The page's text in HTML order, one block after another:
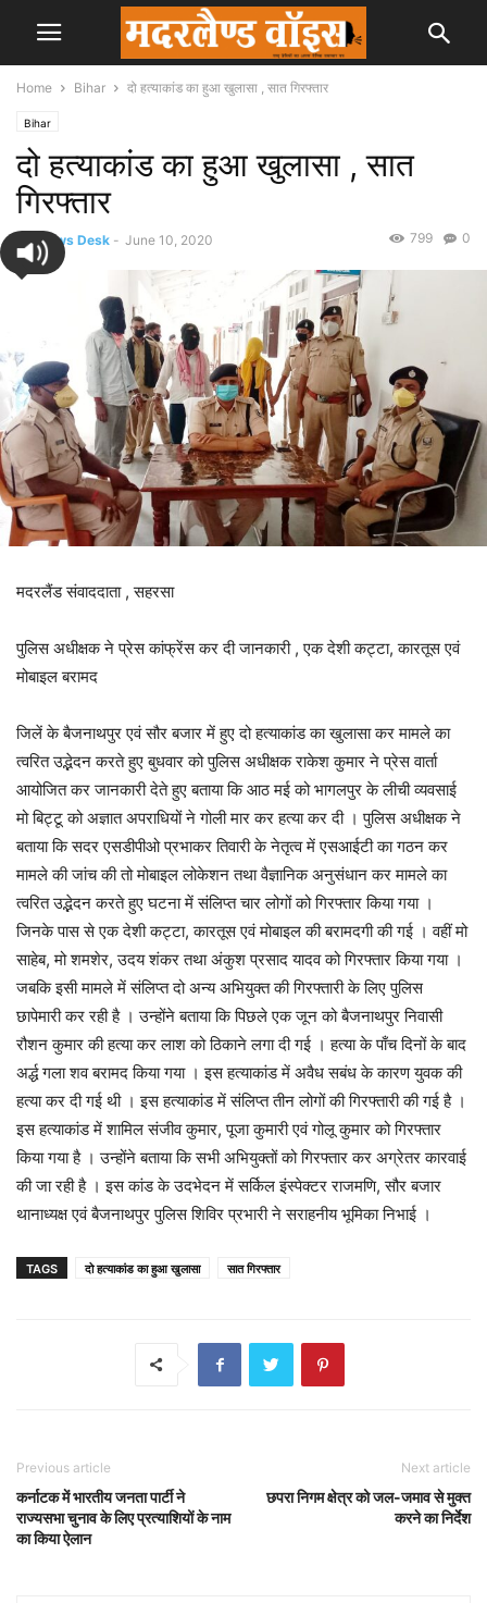
Home Bihar दो हत्याकांड का हुआ खुलासा , सात गिरफ्तार
Bihar
दो हत्याकांड का हुआ खुलासा , सात
गिरफ्तार
By News Desk - June 10, 2020 0
799
मदरलैंड संवाददाता , सहरसा
पुलिस अधीक्षक ने प्रेस कांफ्रेंस कर दी जानकारी , एक देशी कट्टा, कारतूस एवं
मोबाइल बरामद
जिलें के बैजनाथपुर एवं सौर बजार में हुए दो हत्याकांड का खुलासा कर मामले का
त्वरित उद्भेदन करते हुए बुधवार को पुलिस अधीक्षक राकेश कुमार ने प्रेस वार्ता
आयोजित कर जानकारी देते हुए बताया कि आठ मई को भागलपुर के लीची व्यवसाई
मो बिट्टू को अज्ञात अपराधियों ने गोली मार कर हत्या कर दी । पुलिस अधीक्षक ने
बताया कि सदर एसडीपीओ प्रभाकर तिवारी के नेतृत्व में एसआईटी का गठन कर
मामले की जांच की तो मोबाइल लोकेशन तथा वैज्ञानिक अनुसंधान कर मामले का
त्वरित उद्भेदन करते हुए घटना में संलिप्त चार लोगों को गिरफ्तार किया गया ।
जिनके पास से एक देशी कट्टा, कारतूस एवं मोबाइल की बरामदगी की गई । वहीं मो
साहेब, मो शमशेर, उदय शंकर तथा अंकुश प्रसाद यादव को गिरफ्तार किया गया ।
जबकि इसी मामले में संलिप्त दो अन्य अभियुक्त की गिरफ्तारी के लिए पुलिस
छापेमारी कर रही है । उन्होंने बताया कि पिछले एक जून को बैजनाथपुर निवासी
रौशन कुमार की हत्या कर लाश को ठिकाने लगा दी गई । हत्या के पाँच दिनों के बाद
अर्द्ध गला शव बरामद किया गया । इस हत्याकांड में अवैध सबंध के कारण युवक की
हत्या कर दी गई थी । इस हत्याकांड में संलिप्त तीन लोगों की गिरफ्तारी की गई है ।
इस हत्याकांड में शामिल संजीव कुमार, पूजा कुमारी एवं गोलू कुमार को गिरफ्तार
किया गया है । उन्होंने बताया कि सभी अभियुक्तों को गिरफ्तार कर अग्रेतर कारवाई
की जा रही है । इस कांड के उदभेदन में सर्किल इंस्पेक्टर राजमणि, सौर बजार
थानाध्यक्ष एवं बैजनाथपुर पुलिस शिविर प्रभारी ने सराहनीय भूमिका निभाई ।
TAGS दो हत्याकांड का हुआ खुलासा सात गिरफ्तार
Previous article
कर्नाटक में भारतीय जनता पार्टी ने
राज्यसभा चुनाव के लिए प्रत्याशियों के नाम
का किया ऐलान
Next article
छपरा निगम क्षेत्र को जल-जमाव से मुक्त
करने का निर्देश